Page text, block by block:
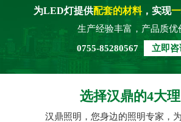
为LED灯提供配套的材料，实现
生产经验丰富，产品质优
0755-85280567
立即咨
选择汉鼎的4大
汉鼎照明，您身边的照明专家，